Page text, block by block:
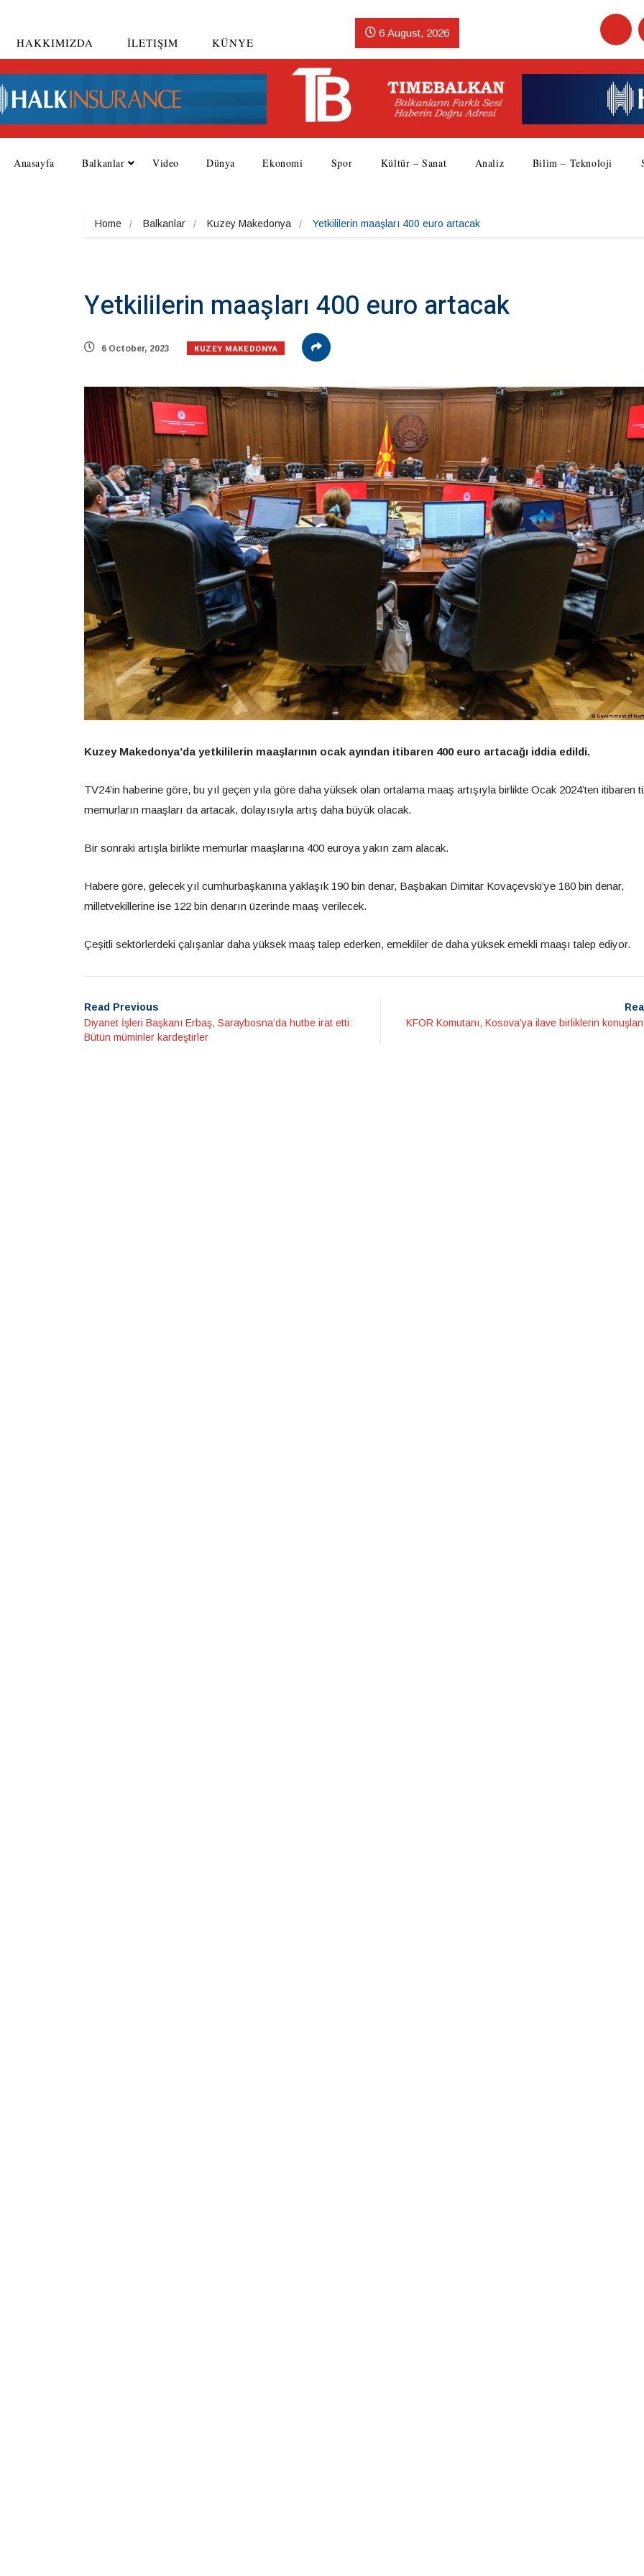
HAKKIMIZDA İLETIŞIM KÜNYE
6 August, 2026
Anasayfa Balkanlar Video Dünya Ekonomi Spor Kültür – Sanat Analiz Bilim – Teknoloji
Home Balkanlar Kuzey Makedonya Yetkililerin maaşları 400 euro artacak
Yetkililerin maaşları 400 euro artacak
6 October, 2023 KUZEY MAKEDONYA
Kuzey Makedonya’da yetkililerin maaşlarının ocak ayından itibaren 400 euro artacağı iddia edildi.
TV24’in haberine göre, bu yıl geçen yıla göre daha yüksek olan ortalama maaş artışıyla birlikte Ocak 2024’ten itibaren
memurların maaşları da artacak, dolayısıyla artış daha büyük olacak.
Bir sonraki artışla birlikte memurlar maaşlarına 400 euroya yakın zam alacak.
Habere göre, gelecek yıl cumhurbaşkanına yaklaşık 190 bin denar, Başbakan Dimitar Kovaçevski’ye 180 bin denar,
milletvekillerine ise 122 bin denarın üzerinde maaş verilecek.
Çeşitli sektörlerdeki çalışanlar daha yüksek maaş talep ederken, emekliler de daha yüksek emekli maaşı talep ediyor.
Read Previous
Diyanet İşleri Başkanı Erbaş, Saraybosna’da hutbe irat etti:
Bütün müminler kardeştirler
KFOR Komutanı, Kosova’ya ilave birliklerin